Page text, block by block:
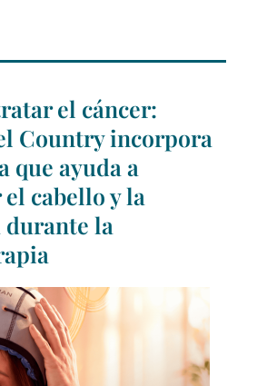
el cáncer:
Country incorpora
que ayuda a
cabello y la
durante la